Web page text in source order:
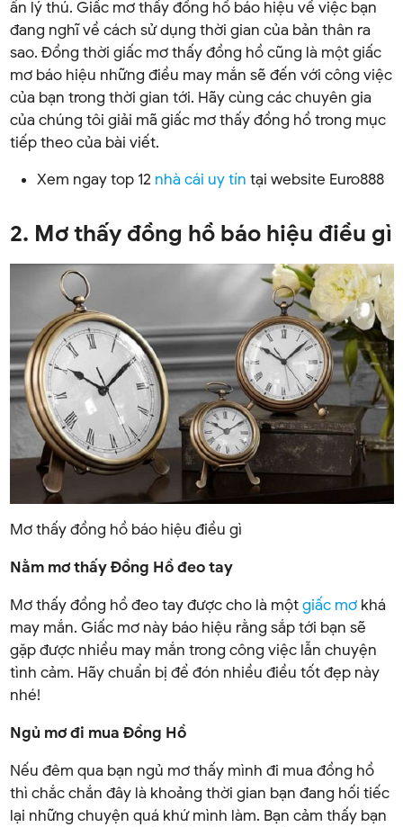
ẩn lý thú. Giấc mơ thấy đồng hồ báo hiệu về việc bạn
đang nghĩ về cách sử dụng thời gian của bản thân ra
sao. Đồng thời giấc mơ thấy đồng hồ cũng là một giấc
mơ báo hiệu những điều may mắn sẽ đến với công việc
của bạn trong thời gian tới. Hãy cùng các chuyên gia
của chúng tôi giải mã giấc mơ thấy đồng hồ trong mục
tiếp theo của bài viết.
Xem ngay top 12 nhà cái uy tín tại website Euro888
2. Mơ thấy đồng hồ báo hiệu điều gì
Mơ thấy đồng hồ báo hiệu điều gì
Nằm mơ thấy Đồng Hồ đeo tay
Mơ thấy đồng hồ đeo tay được cho là mộtgiấc mơkhá
may mắn. Giấc mơ này báo hiệu rằng sắp tới bạn sẽ
gặp được nhiều may mắn trong công việc lẫn chuyện
tình cảm. Hãy chuẩn bị để đón nhiều điều tốt đẹp này
nhé!
Ngủ mơ đi mua Đồng Hồ
Nếu đêm qua bạn ngủ mơ thấy mình đi mua đồng hồ
thì chắc chắn đây là khoảng thời gian bạn đang hối tiếc
lại những chuyện quá khứ mình làm. Bạn cảm thấy bạn